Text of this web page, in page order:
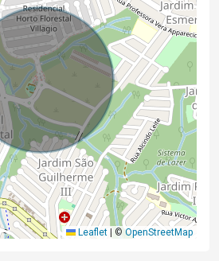
Leaflet | ©OpenStreetMap